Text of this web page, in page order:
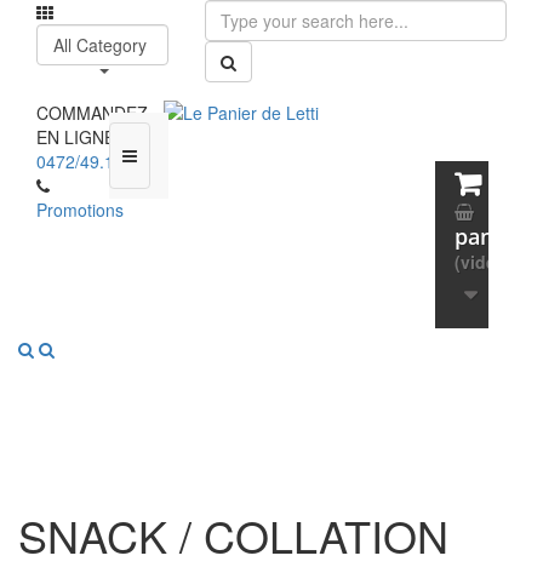
All Category
COMMANDEZ
EN LIGNE :
0472/49.13.65
Promotions
panier
(vide)
SNACK / COLLATION